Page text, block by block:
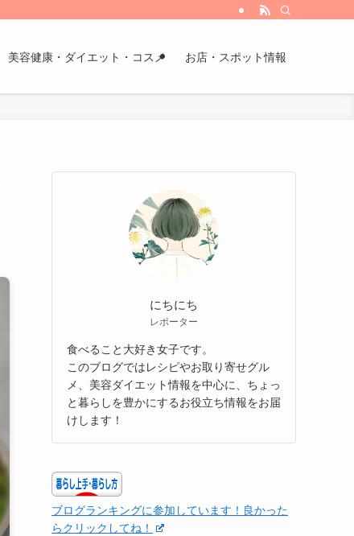
美容健康・ダイエット・コスメ お店・スポット情報
にちにち
レポーター
食べること大好き女子です。
このブログではレシピやお取り寄せグル
メ、美容ダイエット情報を中心に、ちょっ
と暮らしを豊かにするお役立ち情報をお届
けします！
ブログランキングに参加しています！良かった
らクリックしてね！